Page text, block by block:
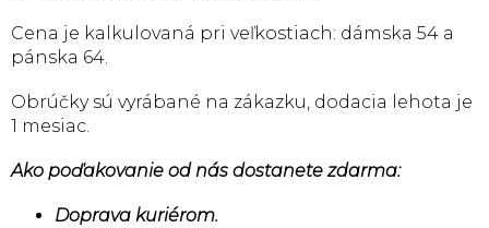
Cena je kalkulovaná pri veľkostiach: dámska 54 a
pánska 64.
Obrúčky sú vyrábané na zákazku, dodacia lehota je
1 mesiac.
Ako poďakovanie od nás dostanete zdarma:
Doprava kuriérom.